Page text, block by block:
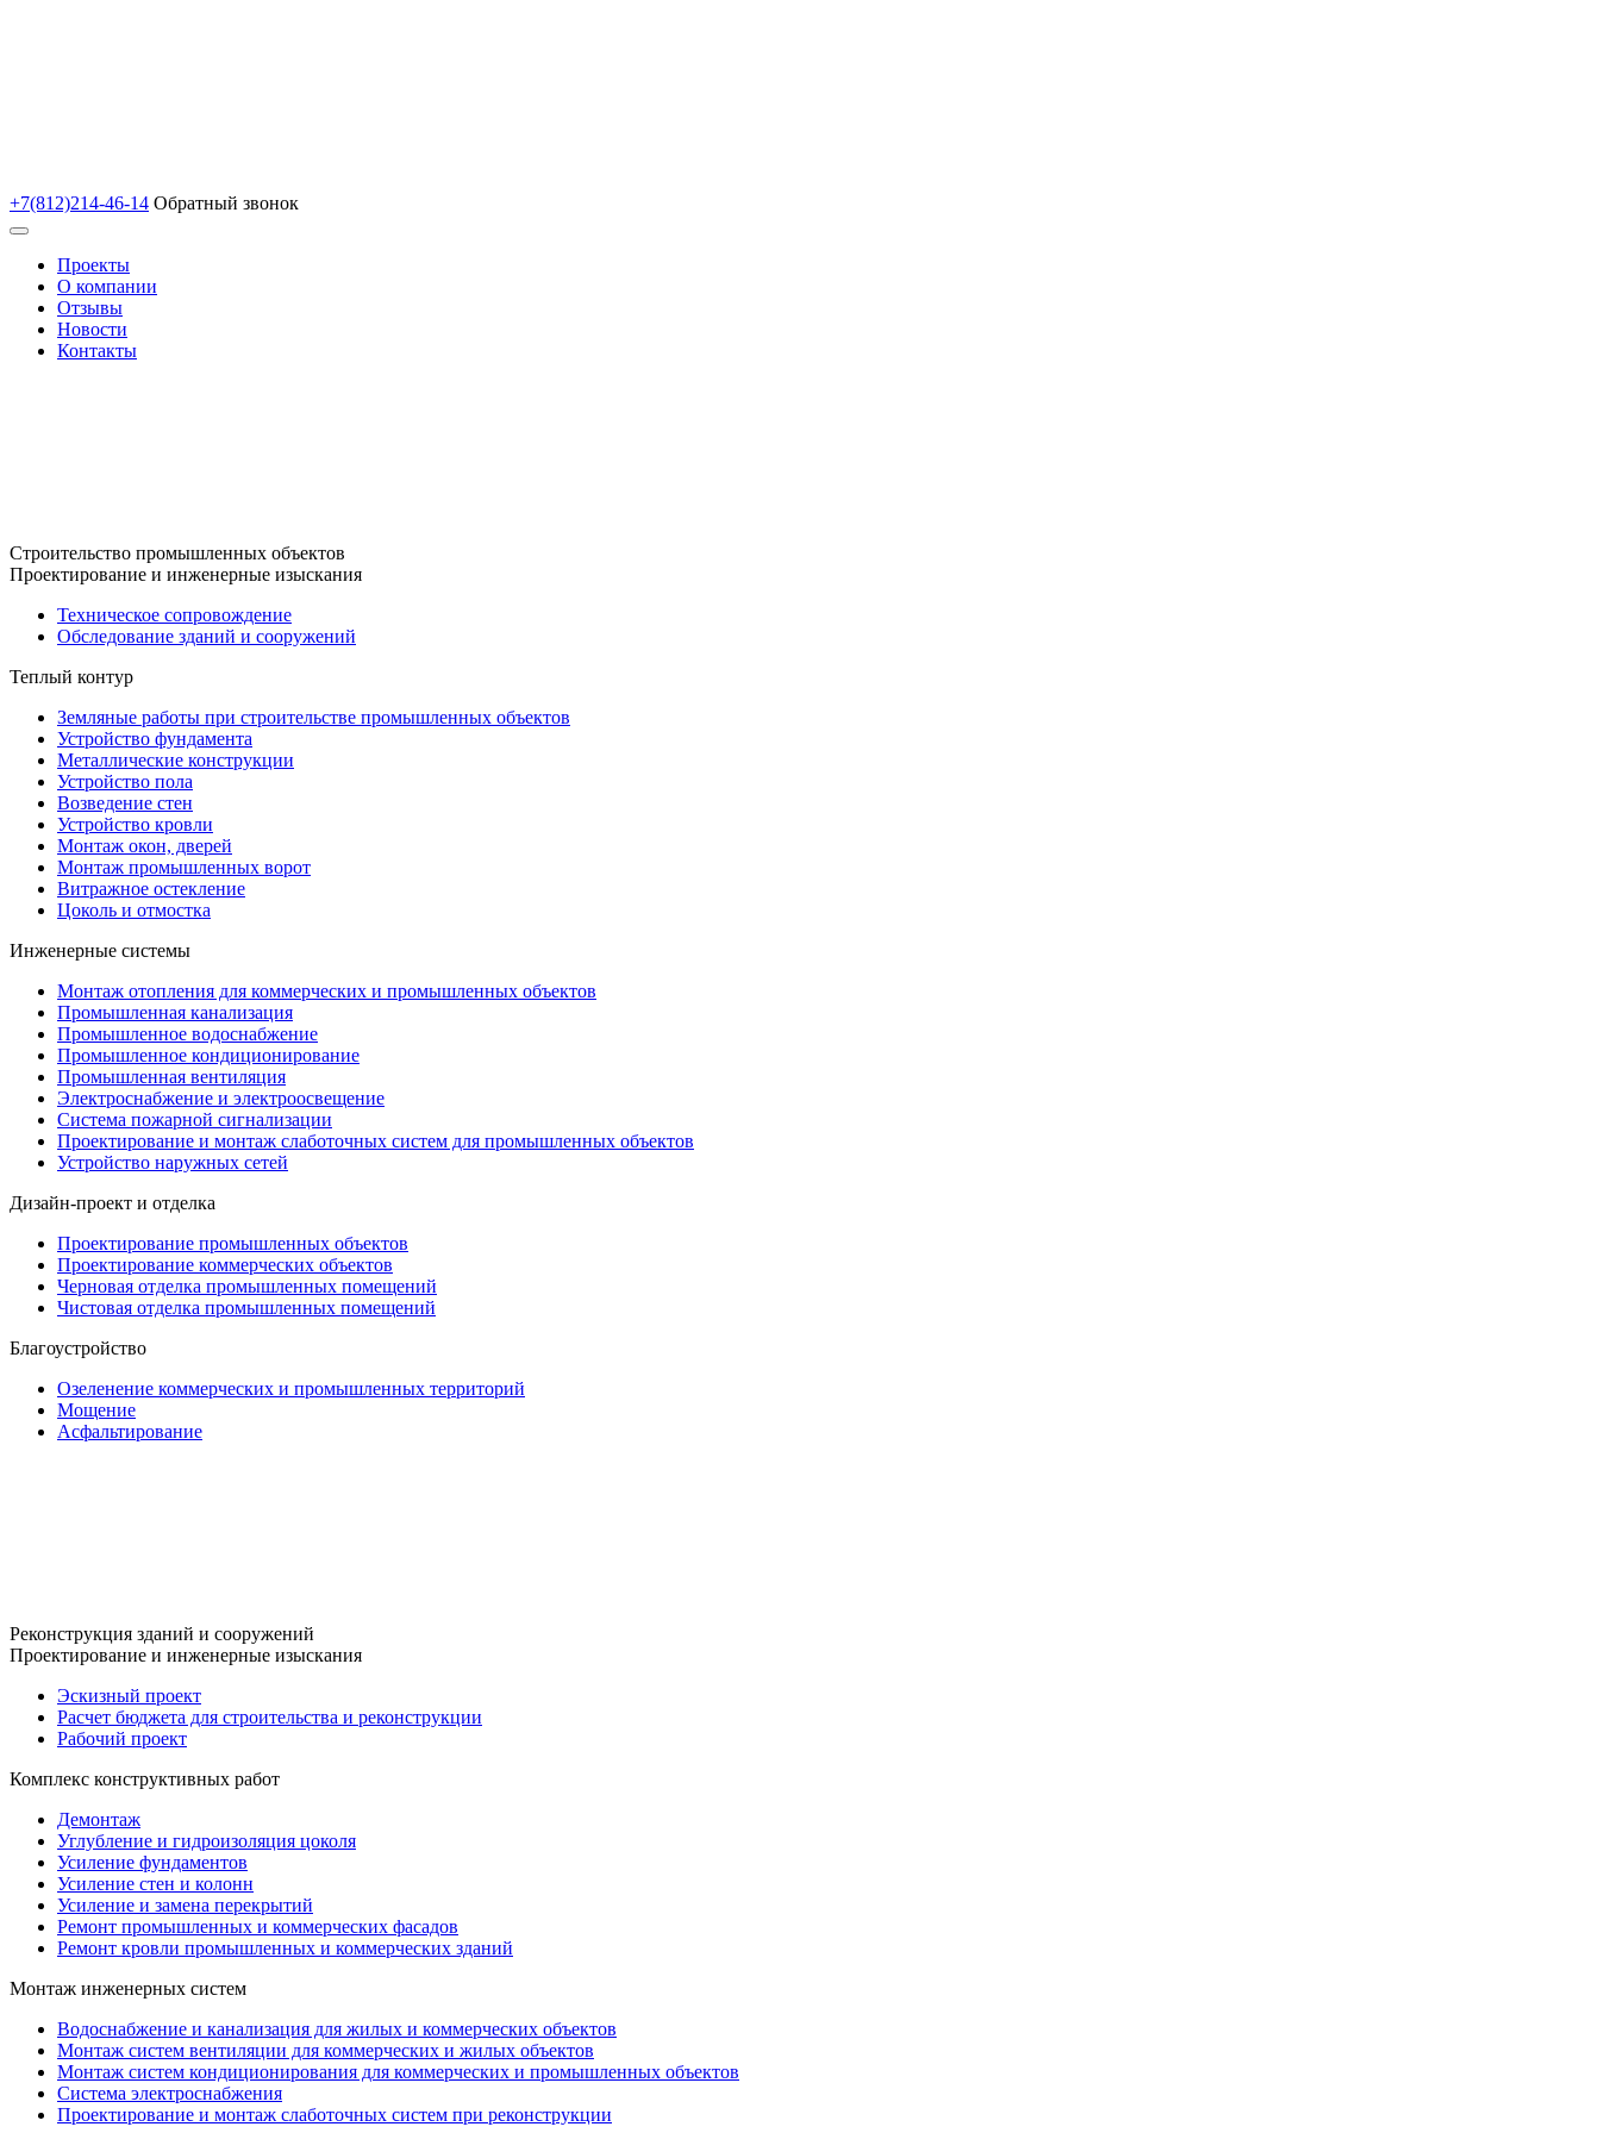
+7(812)214-46-14 Обратный звонок
Проекты
О компании
Отзывы
Новости
Контакты
Строительство промышленных объектов
Проектирование и инженерные изыскания
Техническое сопровождение
Обследование зданий и сооружений
Теплый контур
Земляные работы при строительстве промышленных объектов
Устройство фундамента
Металлические конструкции
Устройство пола
Возведение стен
Устройство кровли
Монтаж окон, дверей
Монтаж промышленных ворот
Витражное остекление
Цоколь и отмостка
Инженерные системы
Монтаж отопления для коммерческих и промышленных объектов
Промышленная канализация
Промышленное водоснабжение
Промышленное кондиционирование
Промышленная вентиляция
Электроснабжение и электроосвещение
Система пожарной сигнализации
Проектирование и монтаж слаботочных систем для промышленных объектов
Устройство наружных сетей
Дизайн-проект и отделка
Проектирование промышленных объектов
Проектирование коммерческих объектов
Черновая отделка промышленных помещений
Чистовая отделка промышленных помещений
Благоустройство
Озеленение коммерческих и промышленных территорий
Мощение
Асфальтирование
Реконструкция зданий и сооружений
Проектирование и инженерные изыскания
Эскизный проект
Расчет бюджета для строительства и реконструкции
Рабочий проект
Комплекс конструктивных работ
Демонтаж
Углубление и гидроизоляция цоколя
Усиление фундаментов
Усиление стен и колонн
Усиление и замена перекрытий
Ремонт промышленных и коммерческих фасадов
Ремонт кровли промышленных и коммерческих зданий
Монтаж инженерных систем
Водоснабжение и канализация для жилых и коммерческих объектов
Монтаж систем вентиляции для коммерческих и жилых объектов
Монтаж систем кондиционирования для коммерческих и промышленных объектов
Система электроснабжения
Проектирование и монтаж слаботочных систем при реконструкции